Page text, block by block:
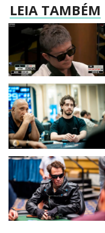
LEIA TAMBÉM